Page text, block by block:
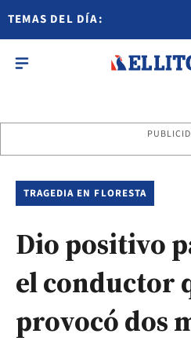
TEMAS DEL DÍA:
TRAGEDIA EN FLORESTA
Dio positivo
el conductor
provocó dos